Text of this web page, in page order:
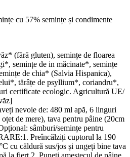
cu 57% semințe și condimente
(fără gluten), semințe de floarea
semințe de in măcinate*, semințe
de chia* (Salvia Hispanica),
tărâțe de psyllium*, coriandru*,
certificate ecologic. Agricultură UE/
nevoie de: 480 ml apă, 6 linguri
de mere), tava pentru pâine (20cm
sâmburi/semințe pentru
Preîncălziți cuptorul la 190
cu căldură sus/jos și ungeți bine tava
la fiert.2. Puneți amestecul de pâine